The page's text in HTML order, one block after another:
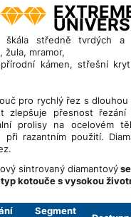
škála středně tvrdých a
žula, mramor,
střešní krytiny,
pro rychlý řez s
zlepšuje přesnost řezání
prolisy na ocelovém
při razantním použití.
sintrovaný diamantový
kotouče s vysokou
Segment